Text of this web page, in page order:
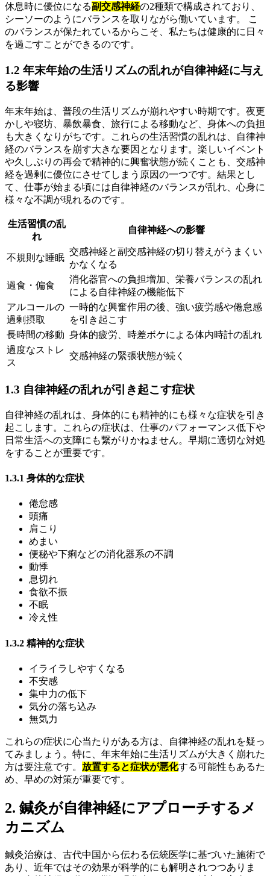
休息時に優位になる副交感神経の2種類で構成されており、
シーソーのようにバランスを取りながら働いています。 こ
のバランスが保たれているからこそ、私たちは健康的に日々
を過ごすことができるのです。
1.2 年末年始の生活リズムの乱れが自律神経に与え
る影響
年末年始は、普段の生活リズムが崩れやすい時期です。夜更
かしや寝坊、暴飲暴食、旅行による移動など、身体への負担
も大きくなりがちです。これらの生活習慣の乱れは、自律神
経のバランスを崩す大きな要因となります。楽しいイベント
や久しぶりの再会で精神的に興奮状態が続くことも、交感神
経を過剰に優位にさせてしまう原因の一つです。結果とし
て、仕事が始まる頃には自律神経のバランスが乱れ、心身に
様々な不調が現れるのです。
生活習慣の乱
れ
自律神経への影響
不規則な睡眠
交感神経と副交感神経の切り替えがうまくい
かなくなる
過食・偏食
消化器官への負担増加、栄養バランスの乱れ
による自律神経の機能低下
アルコールの
過剰摂取
一時的な興奮作用の後、強い疲労感や倦怠感
を引き起こす
長時間の移動 身体的疲労、時差ボケによる体内時計の乱れ
過度なストレ
ス
交感神経の緊張状態が続く
1.3 自律神経の乱れが引き起こす症状
自律神経の乱れは、身体的にも精神的にも様々な症状を引き
起こします。これらの症状は、仕事のパフォーマンス低下や
日常生活への支障にも繋がりかねません。早期に適切な対処
をすることが重要です。
1.3.1 身体的な症状
倦怠感
頭痛
肩こり
めまい
便秘や下痢などの消化器系の不調
動悸
息切れ
食欲不振
不眠
冷え性
1.3.2 精神的な症状
イライラしやすくなる
不安感
集中力の低下
気分の落ち込み
無気力
これらの症状に心当たりがある方は、自律神経の乱れを疑っ
てみましょう。特に、年末年始に生活リズムが大きく崩れた
方は要注意です。 放置すると症状が悪化する可能性もあるた
め、早めの対策が重要です。
2. 鍼灸が自律神経にアプローチするメ
カニズム
鍼灸治療は、古代中国から伝わる伝統医学に基づいた施術で
あり、近年ではその効果が科学的にも解明されつつありま